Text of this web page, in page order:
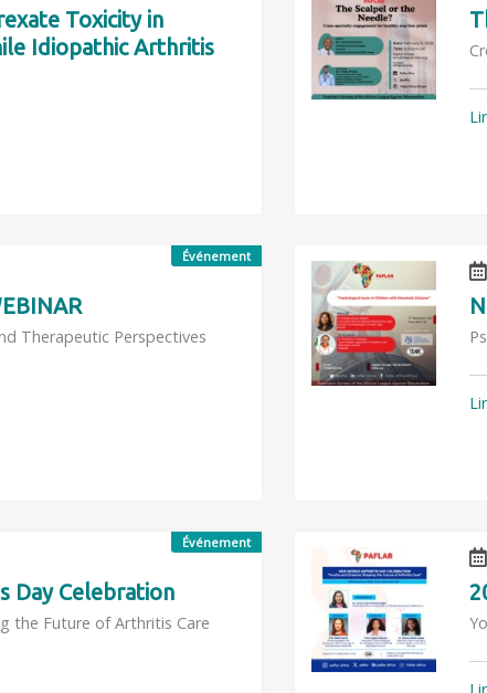
Toxicity in
Idiopathic Arthritis
Événement
Therapeutic Perspectives
Événement
Day Celebration
the Future of Arthritis Care